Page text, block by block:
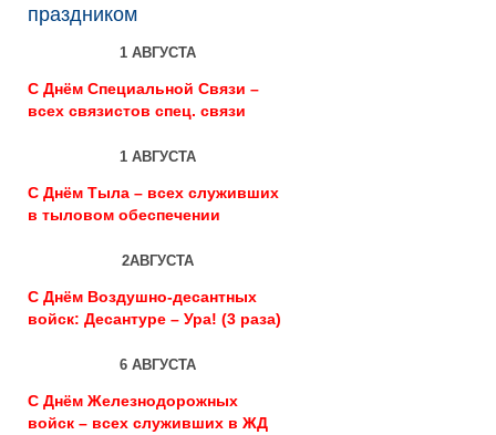
праздником
1 АВГУСТА
С Днём Специальной Связи –
всех связистов спец. связи
1 АВГУСТА
С Днём Тыла – всех служивших
в тыловом обеспечении
2АВГУСТА
С Днём Воздушно-десантных
войск: Десантуре – Ура! (3 раза)
6 АВГУСТА
С Днём Железнодорожных
войск – всех служивших в ЖД